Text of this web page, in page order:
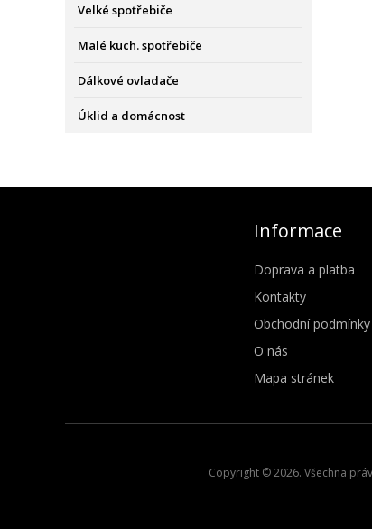
Velké spotřebiče
Malé kuch. spotřebiče
Dálkové ovladače
Úklid a domácnost
Informace
Doprava a platba
Kontakty
Obchodní podmínky
O nás
Mapa stránek
Copyright © 2026. Všechna